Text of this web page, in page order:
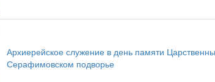
Архиерейское служение в день памяти
Серафимовском подворье